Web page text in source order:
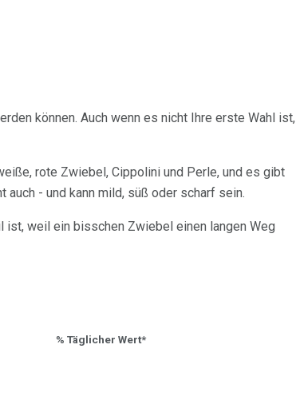
können. Auch wenn es nicht Ihre erste Wahl ist,
rote Zwiebel, Cippolini und Perle, und es gibt
auch - und kann mild, süß oder scharf sein.
weil ein bisschen Zwiebel einen langen Weg
% Täglicher Wert*